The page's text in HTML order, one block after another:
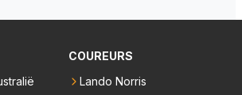
sprookjes te luisteren maar heb jij
Roodkapje uit de buik van de bo
COUREURS
Lando Norris